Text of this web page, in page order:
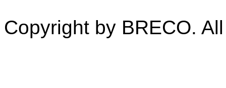
Copyright by BRECO.